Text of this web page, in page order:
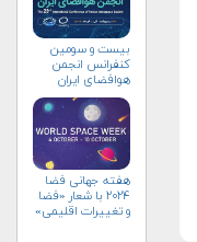
بیست و سومین
کنفرانس انجمن
هوافضای ايران
هفته جهانی فضا
۲۰۲۴ با شعار «فضا
و تغییرات اقلیمی»